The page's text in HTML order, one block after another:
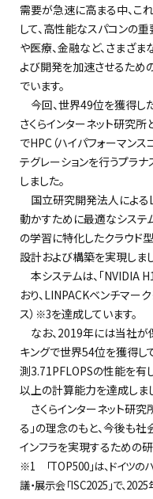
需要が急速に高まる中、こ
して、高性能なスパコンの
や医療、金融など、さまざ
よび開発を加速させるため
でいます。
今回、世界49位を獲得した
さくらインターネット研究所
でHPC（ハイパフォーマン
テグレーションを行うプラ
しました。
国立研究開発法人による
動かすために最適なシステ
の学習に特化したクラウド
設計および構築を実現しま
本システムは、「NVIDIA
おり、LINPACKベンチマーク
ス） ※3を達成しています。
なお、2019年には当社が
キングで世界54位を獲得し
測3.71PFLOPSの性能を有し
以上の計算能力を達成しま
さくらインターネット研究
る」の理念のもと、今後も
インフラを実現するための
※1 「TOP500」は、ドイツ
議・展示会「ISC2025」で、